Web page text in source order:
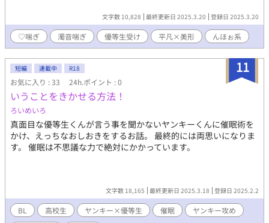
文字数 10,828 最終更新日 2025.3.20 登録日 2025.3.20
♡喘ぎ 濁音喘ぎ 優等生受け 平凡×美形 んほぉ系
11
短編 連載中 R18
お気に入り : 33 24h.ポイント : 0
いうことをきかせる方法！
ろいめいろ
真面目な優等生くんが言う事を聞かないヤンキーくんに催眠術を
かけ、えっちなおしおきをするお話。 最終的には両思いになりま
す。 催眠は不思議な力で絶対にかかっています。
文字数 18,165 最終更新日 2025.3.18 登録日 2025.2.2
BL 高校生 ヤンキー×優等生 催眠
ヤンキー攻め